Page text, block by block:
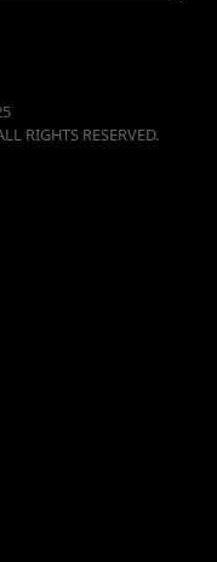
RIGHTS RESERVED.